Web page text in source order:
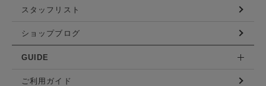
スタッフリスト
ショップブログ
GUIDE
ご利用ガイド